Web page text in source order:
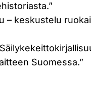
– keskustelu
Suomessa.”